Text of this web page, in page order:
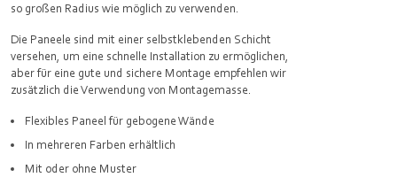
so großen Radius wie möglich zu verwenden.
Die Paneele sind mit einer selbstklebenden Schicht
versehen, um eine schnelle Installation zu ermöglichen,
aber für eine gute und sichere Montage empfehlen wir
zusätzlich die Verwendung von Montagemasse.
Flexibles Paneel für gebogene Wände
In mehreren Farben erhältlich
Mit oder ohne Muster